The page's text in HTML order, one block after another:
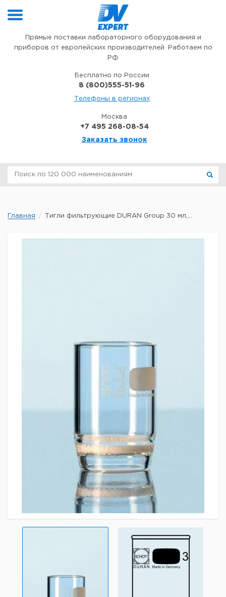
Прямые поставки лабораторного оборудования и
приборов от европейских производителей. Работаем по
РФ
Бесплатно по России
8 (800)555-51-96
Телефоны в регионах
Москва
+7 495 268-08-54
Заказать звонок
Главная Тигли фильтрующие DURAN Group 30 мл,...